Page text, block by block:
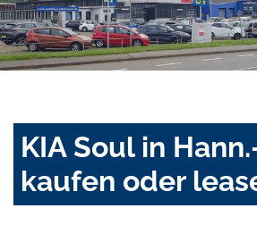
KIA Soul in
kaufen oder